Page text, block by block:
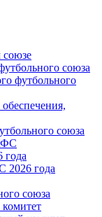
союза
футбольного
союза
2026 года
союза